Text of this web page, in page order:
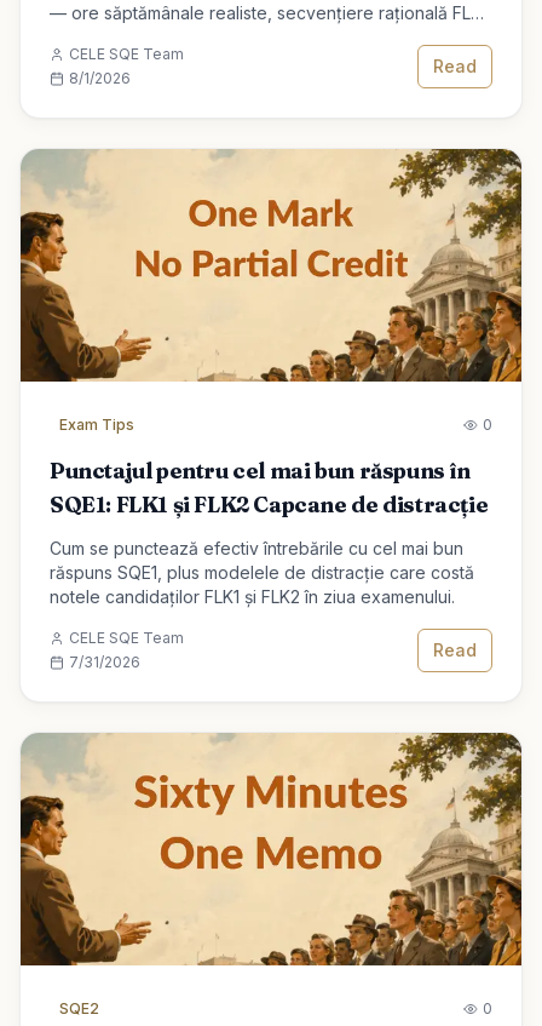
— ore săptămânale realiste, secvențiere rațională FLK1
CELE SQE Team
8/1/2026
Read
Exam Tips 0
Punctajul pentru cel mai bun răspuns în
SQE1: FLK1 și FLK2 Capcane de distracție
Cum se punctează efectiv întrebările cu cel mai bun
răspuns SQE1, plus modelele de distracție care costă
notele candidaților FLK1 și FLK2 în ziua examenului.
CELE SQE Team
7/31/2026
Read
SQE2 0